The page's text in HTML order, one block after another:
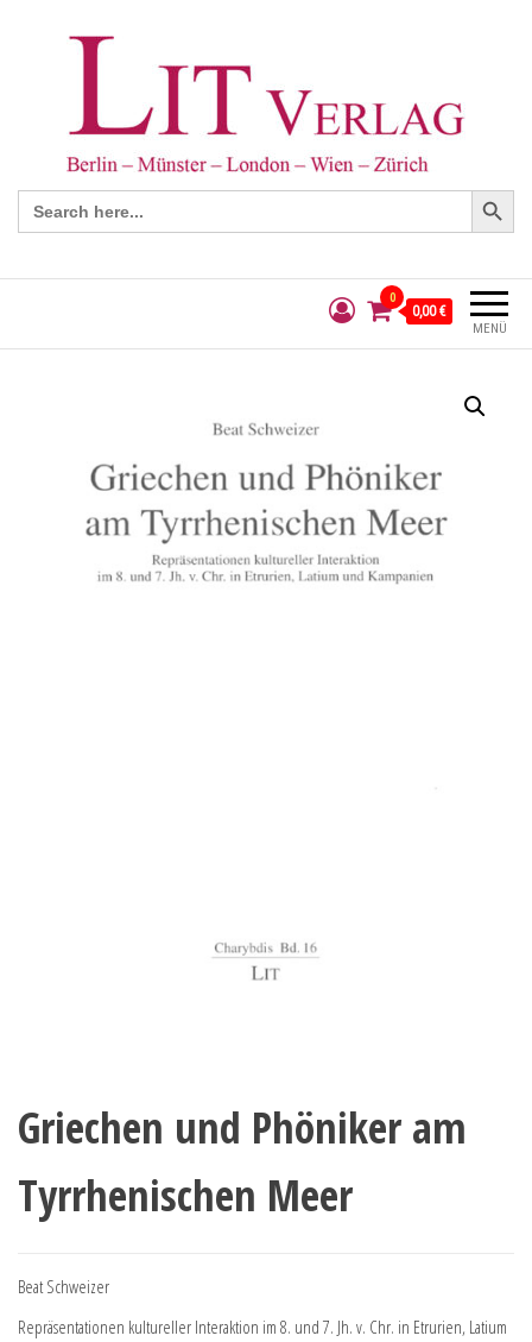
Search
for:
Search Button
MENÜ
0
0,00 €
Griechen und Phöniker am
Tyrrhenischen Meer
Beat Schweizer
Repräsentationen kultureller Interaktion im 8. und 7. Jh. v. Chr. in Etrurien, Latium